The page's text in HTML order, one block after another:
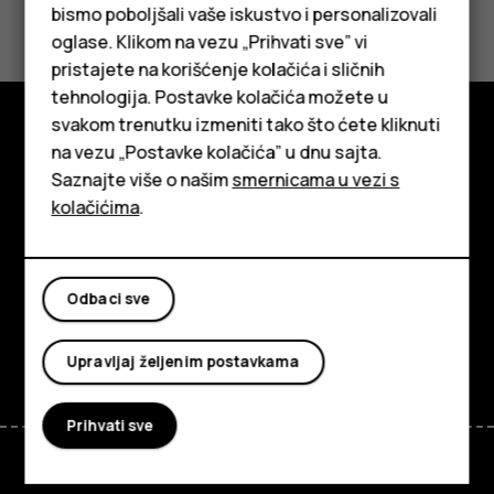
Pametni telefoni
Klasični telefoni
Tableti
Da Ne
Istražite
O kompaniji
Planet and people
Podrška
FacebookInstagram
TiktokYoutubeLinkedinDiscord
bismo poboljšali vaše iskustvo i personalizovali
oglase. Klikom na vezu „Prihvati sve” vi
pristajete na korišćenje kolačića i sličnih
tehnologija. Postavke kolačića možete u
svakom trenutku izmeniti tako što ćete kliknuti
na vezu „Postavke kolačića” u dnu sajta.
Saznajte više o našimsmernicama u vezi s
kolačićima.
Odbaci sve
Upravljaj željenim postavkama
Prihvati sve